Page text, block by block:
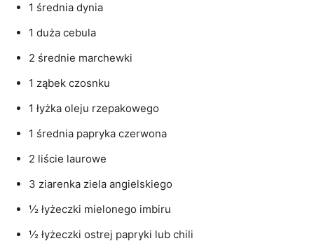
1 średnia dynia
1 duża cebula
2 średnie marchewki
1 ząbek czosnku
1 łyżka oleju rzepakowego
1 średnia papryka czerwona
2 liście laurowe
3 ziarenka ziela angielskiego
½ łyżeczki mielonego imbiru
½ łyżeczki ostrej papryki lub chili